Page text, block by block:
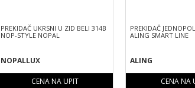
PREKIDAČ UKRSNI U ZID BELI 314B
NOP-STYLE NOPAL
NOPALLUX
CENA NA UPIT
PREKIDAČ
ALING SMART LINE
ALING
CENA NA